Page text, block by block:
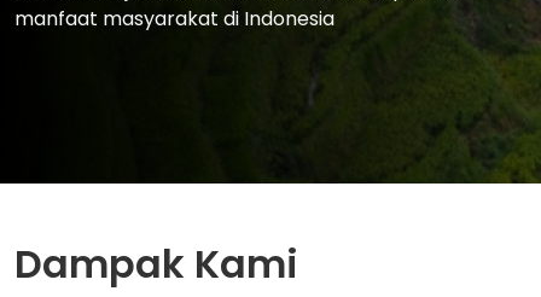
manfaat masyarakat di Indonesia
Dampak Kami